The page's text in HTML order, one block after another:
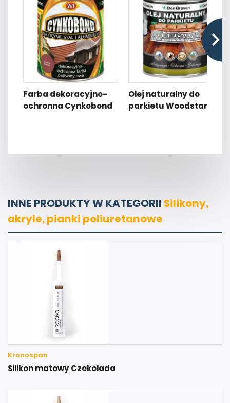
Farba dekoracyjno-
ochronna Cynkobond
Olej naturalny do
parkietu Woodstar
INNE PRODUKTY W KATEGORII Silikony,
akryle, pianki poliuretanowe
Kronospan
Silikon matowy Czekolada